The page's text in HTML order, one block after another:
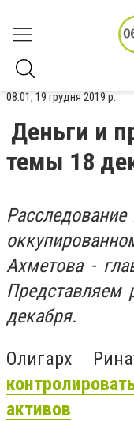
08:01, 19 грудня 2019 р.
Деньги и
темы 18
Ахметова -
Представляем
декабря.
Олигарх
активов